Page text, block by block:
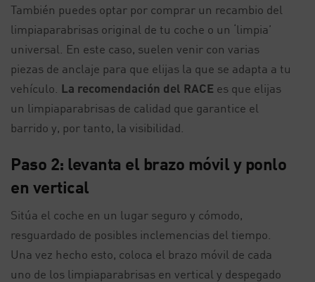
También puedes optar por comprar un recambio del
limpiaparabrisas original de tu coche o un ‘limpia’
universal. En este caso, suelen venir con varias
piezas de anclaje para que elijas la que se adapta a tu
vehículo. La recomendación del RACE es que elijas
un limpiaparabrisas de calidad que garantice el
barrido y, por tanto, la visibilidad.
Paso 2: levanta el brazo móvil y ponlo
en vertical
Sitúa el coche en un lugar seguro y cómodo,
resguardado de posibles inclemencias del tiempo.
Una vez hecho esto, coloca el brazo móvil de cada
uno de los limpiaparabrisas en vertical y despegado